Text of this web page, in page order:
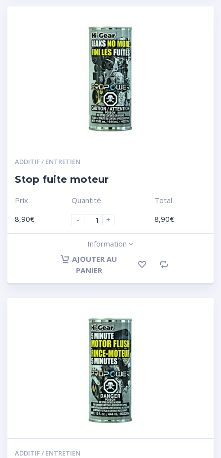
ADDITIF / ENTRETIEN
Stop fuite moteur
Prix
8,90€
Quantité
-
+
Total
8,90€
Information
AJOUTER AU
PANIER
ADDITIF / ENTRETIEN